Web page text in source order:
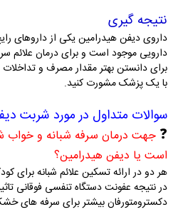
نتیجه گیری
داروی دیفن هیدرامین یکی از داروهای
دارویی موجود است و برای درمان علائم
برای دانستن بهتر مقدار مصرف و
با یک پزشک مشورت کنید.
سوالات متداول در مورد شربت
❓ جهت درمان سرفه شبانه و خواب
است یا دیفن هیدرامین؟
هر دو در ارائه تسکین علائم شبانه برای
در نتیجه عفونت دستگاه تنفسی فوقانی
دکسترومتورفان بیشتر برای سرفه های